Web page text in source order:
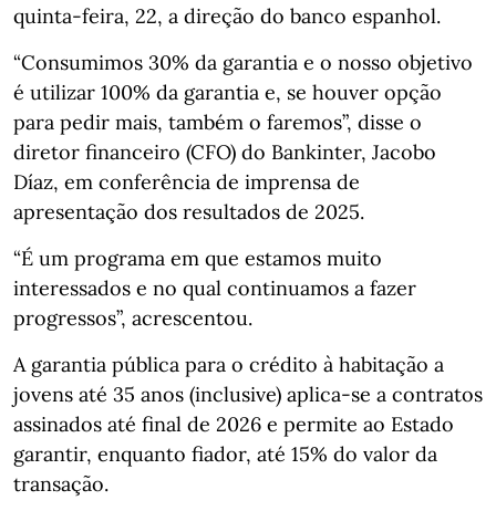
quinta-feira, 22, a direção do banco espanhol.
“Consumimos 30% da garantia e o nosso objetivo
é utilizar 100% da garantia e, se houver opção
para pedir mais, também o faremos”, disse o
diretor financeiro (CFO) do Bankinter, Jacobo
Díaz, em conferência de imprensa de
apresentação dos resultados de 2025.
“É um programa em que estamos muito
interessados e no qual continuamos a fazer
progressos”, acrescentou.
A garantia pública para o crédito à habitação a
jovens até 35 anos (inclusive) aplica-se a contratos
assinados até final de 2026 e permite ao Estado
garantir, enquanto fiador, até 15% do valor da
transação.